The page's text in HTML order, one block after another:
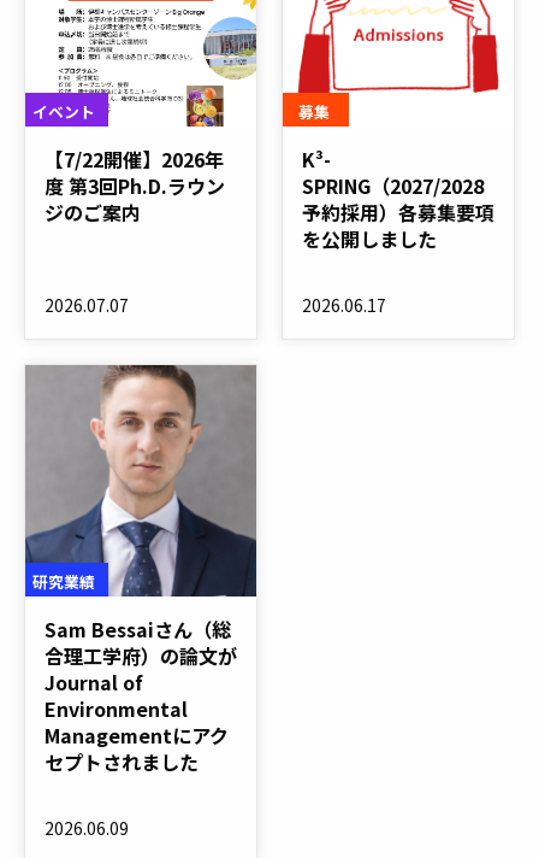
イベント
【7/22開催】2026年
度 第3回Ph.D.ラウン
ジのご案内
2026.07.07
募集
K³-
SPRING（2027/2028
予約採用）各募集要項
を公開しました
2026.06.17
研究業績
Sam Bessaiさん（総
合理工学府）の論文が
Journal of
Environmental
Managementにアク
セプトされました
2026.06.09